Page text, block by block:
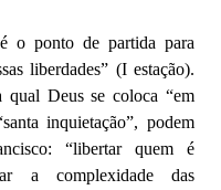
o ponto de partida para
liberdades” (I estação).
qual Deus se coloca “em
inquietação”, podem
“libertar quem é
a complexidade das